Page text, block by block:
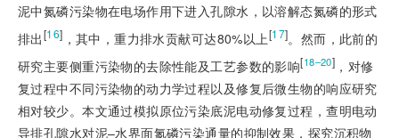
泥中氮磷污染物在电场作用下进入孔隙水，以溶解态氮磷的形式
排出[16] ，其中，重力排水贡献可达80%以上[17]。然而，此前的
研究主要侧重污染物的去除性能及工艺参数的影响[18–20] ，对修
复过程中不同污染物的动力学过程以及修复后微生物的响应研究
相对较少。本文通过模拟原位污染底泥电动修复过程，查明电动
导排孔隙水对泥–水界面氮磷污染通量的抑制效果，探究沉积物